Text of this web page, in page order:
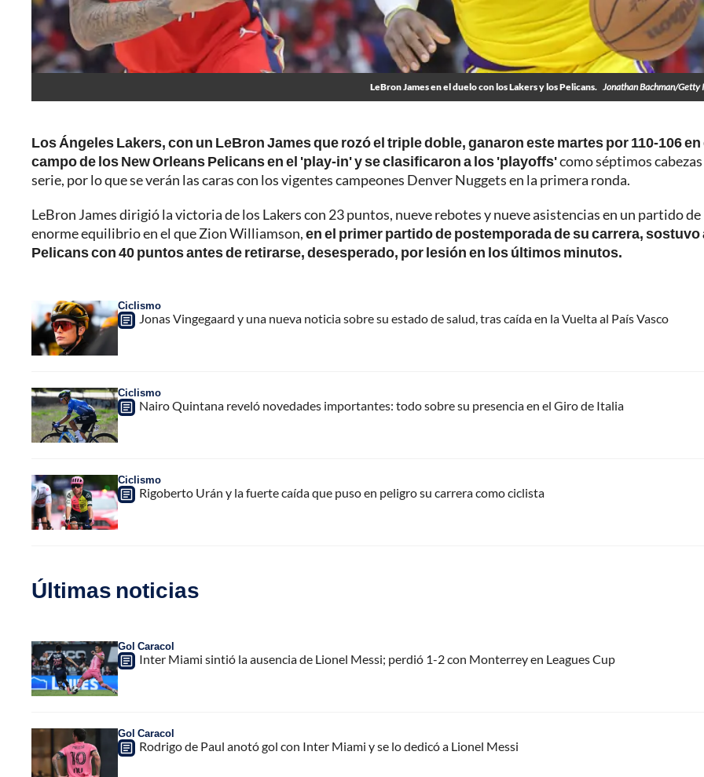
LeBron James en el duelo con los Lakers y los Pelicans. Jonathan Bachman/Getty
Los Ángeles Lakers, con un LeBron James que rozó el triple doble, ganaron este martes por 110-106 en
campo de los New Orleans Pelicans en el 'play-in' y se clasificaron a los 'playoffs'como séptimos
serie, por lo que se verán las caras con los vigentes campeones Denver Nuggets en la primera ronda.
LeBron James dirigió la victoria de los Lakers con 23 puntos, nueve rebotes y nueve asistencias en un partido de
enorme equilibrio en el que Zion Williamson,en el primer partido de postemporada de su carrera, sostuvo
Pelicans con 40 puntos antes de retirarse, desesperado, por lesión en los últimos minutos.
Ciclismo
Jonas Vingegaard y una nueva noticia sobre su estado de salud, tras caída en la Vuelta al País Vasco
Ciclismo
Nairo Quintana reveló novedades importantes: todo sobre su presencia en el Giro de Italia
Ciclismo
Rigoberto Urán y la fuerte caída que puso en peligro su carrera como ciclista
Últimas noticias
Gol Caracol
Inter Miami sintió la ausencia de Lionel Messi; perdió 1-2 con Monterrey en Leagues Cup
Gol Caracol
Rodrigo de Paul anotó gol con Inter Miami y se lo dedicó a Lionel Messi